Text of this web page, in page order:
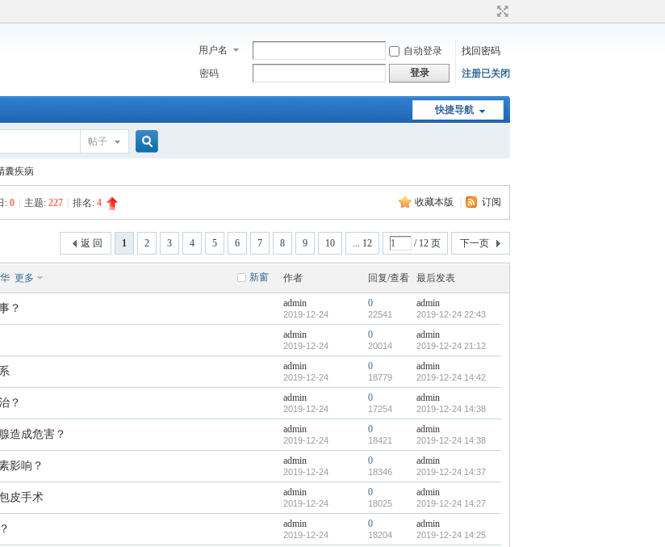
用户名 自动登录
找回密码
密码
登录 注册已关闭
快捷导航
帖子
索
囊疾病
收藏本版 订阅
: 0 主题: 227 排名: 4
1 2 3 4 5 6 7 8 9 10 ... 12 / 12 页 下一页
返 回
新窗
更多 作者 回复/查看 最后发表
？ admin
2019-12-24
0
22541
admin
2019-12-24 22:43
admin
2019-12-24
0
20014
admin
2019-12-24 21:12
admin
2019-12-24
0
18779
admin
2019-12-24 14:42
？ admin
2019-12-24
0
17254
admin
2019-12-24 14:38
造成危害？ admin
2019-12-24
0
18421
admin
2019-12-24 14:38
影响？ admin
2019-12-24
0
18346
admin
2019-12-24 14:37
皮手术 admin
2019-12-24
0
18025
admin
2019-12-24 14:27
admin
2019-12-24
0
18204
admin
2019-12-24 14:25